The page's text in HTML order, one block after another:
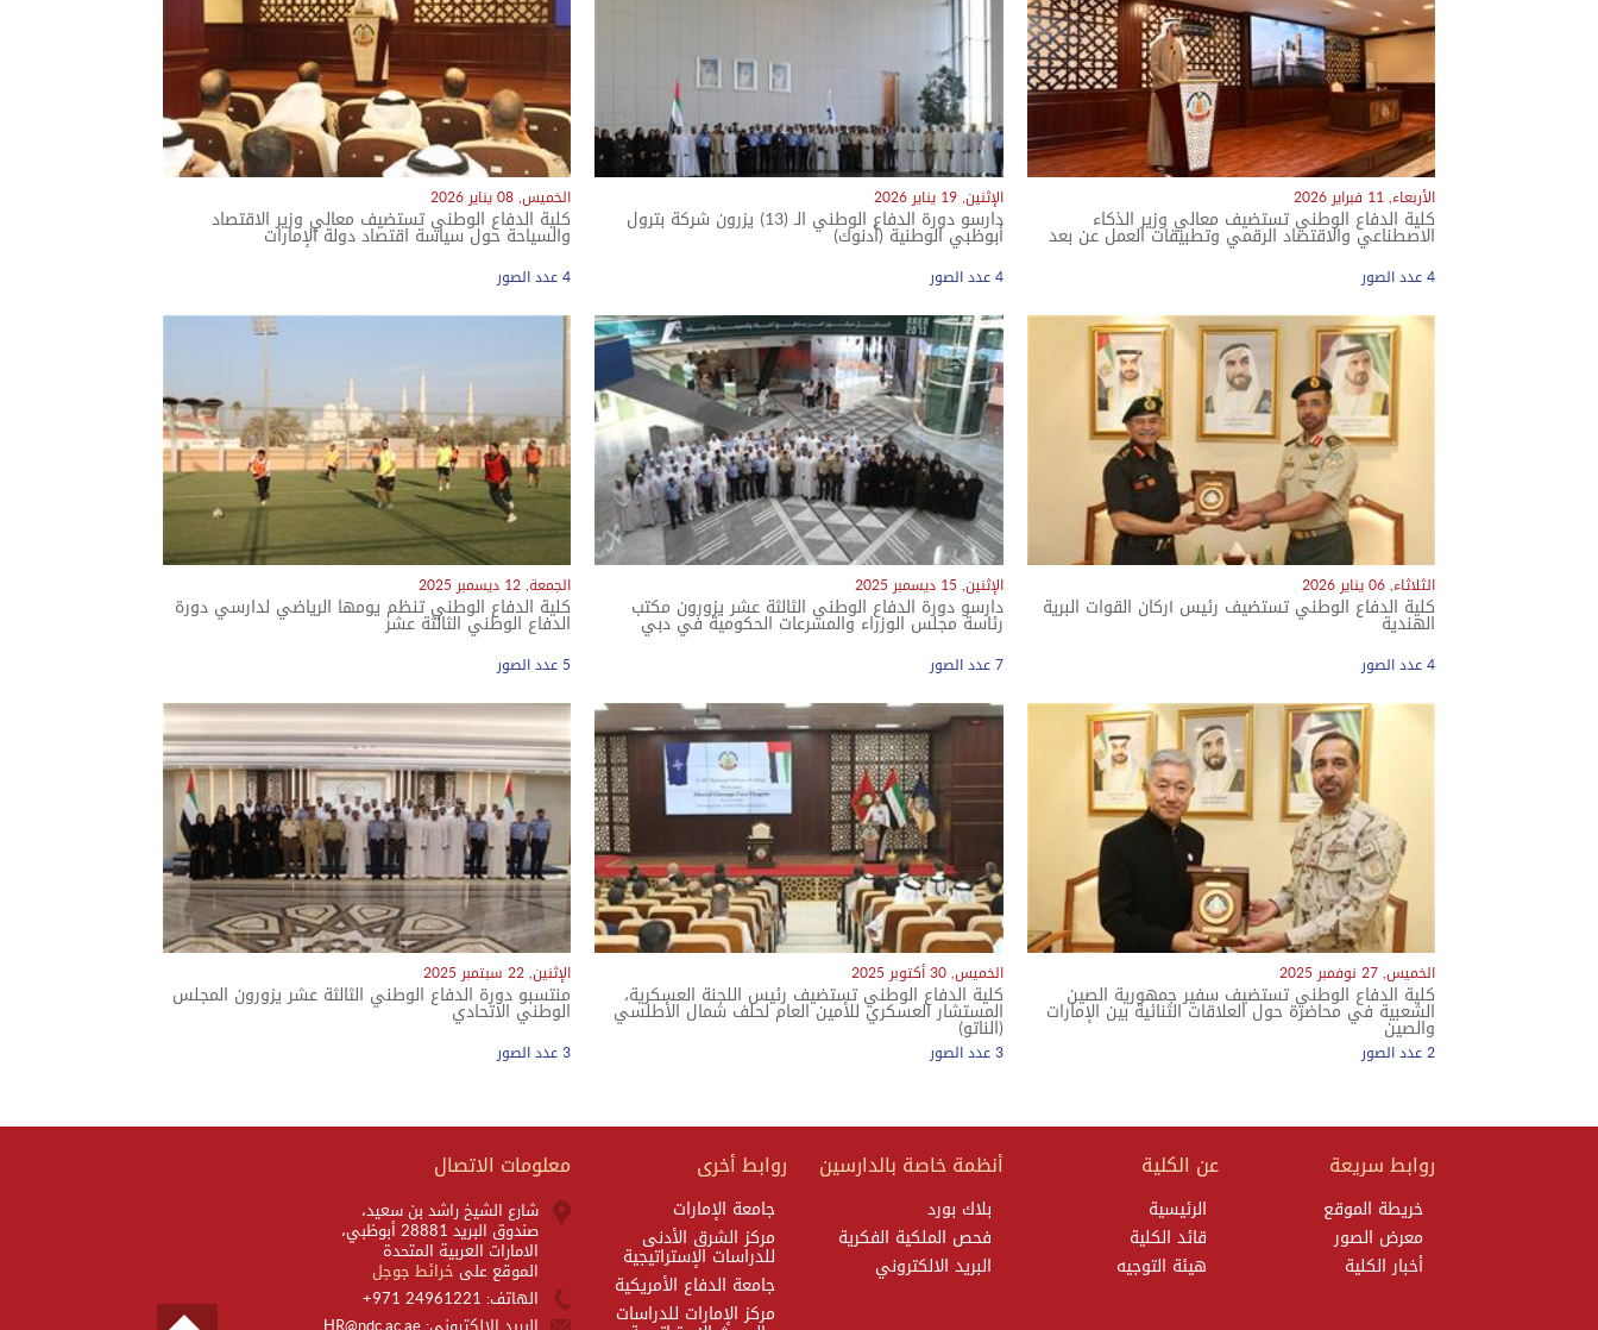
الأربعاء, 11 فبراير 2026
كلية الدفاع الوطني تستضيف معالي وزير الذكاء
الاصطناعي والاقتصاد الرقمي وتطبيقات العمل عن بعد
4 عدد الصور
الإثنين, 19 يناير 2026
دارسو دورة الدفاع الوطني الـ (13) يزرون شركة بترول
أبوظبي الوطنية (أدنوك)
4 عدد الصور
الخميس, 08 يناير 2026
كلية الدفاع الوطني تستضيف معالي وزير الاقتصاد
والسياحة حول سياسة اقتصاد دولة الإمارات
4 عدد الصور
الثلاثاء, 06 يناير 2026
كلية الدفاع الوطني تستضيف رئيس أركان القوات البرية
الهندية
4 عدد الصور
الإثنين, 15 ديسمبر 2025
دارسو دورة الدفاع الوطني الثالثة عشر يزورون مكتب
رئاسة مجلس الوزراء والمسرعات الحكومية في دبي
7 عدد الصور
الجمعة, 12 ديسمبر 2025
كلية الدفاع الوطني تنظم يومها الرياضي لدارسي دورة
الدفاع الوطني الثالثة عشر
5 عدد الصور
الخميس, 27 نوفمبر 2025
كلية الدفاع الوطني تستضيف سفير جمهورية الصين
الشعبية في محاضرة حول العلاقات الثنائية بين الإمارات
والصين
2 عدد الصور
الخميس, 30 أكتوبر 2025
كلية الدفاع الوطني تستضيف رئيس اللجنة العسكرية،
المستشار العسكري للأمين العام لحلف شمال الأطلسي
(الناتو)
3 عدد الصور
الإثنين, 22 سبتمبر 2025
منتسبو دورة الدفاع الوطني الثالثة عشر يزورون المجلس
الوطني الاتحادي
3 عدد الصور
روابط سريعة
خريطة الموقع
معرض الصور
أخبار الكلية
عن الكلية
الرئيسية
قائد الكلية
هيئة التوجيه
أنظمة خاصة بالدارسين
بلاك بورد
فحص الملكية الفكرية
البريد الالكتروني
روابط أخرى
جامعة الإمارات
مركز الشرق الأدنى
للدراسات الإستراتيجية
جامعة الدفاع الأمريكية
مركز الإمارات للدراسات
معلومات الاتصال
شارع الشيخ راشد بن سعيد،
صندوق البريد 28881 أبوظبي،
الامارات العربية المتحدة
الموقع علىخرائط جوجل
الهاتف: 971 24961221+